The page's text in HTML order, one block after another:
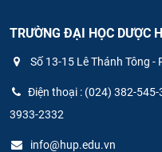
TRƯỜNG ĐẠI HỌC DƯỢC
Số 13-15 Lê Thánh Tông
Điện thoại : (024) 382-
3933-2332
info@hup.edu.vn